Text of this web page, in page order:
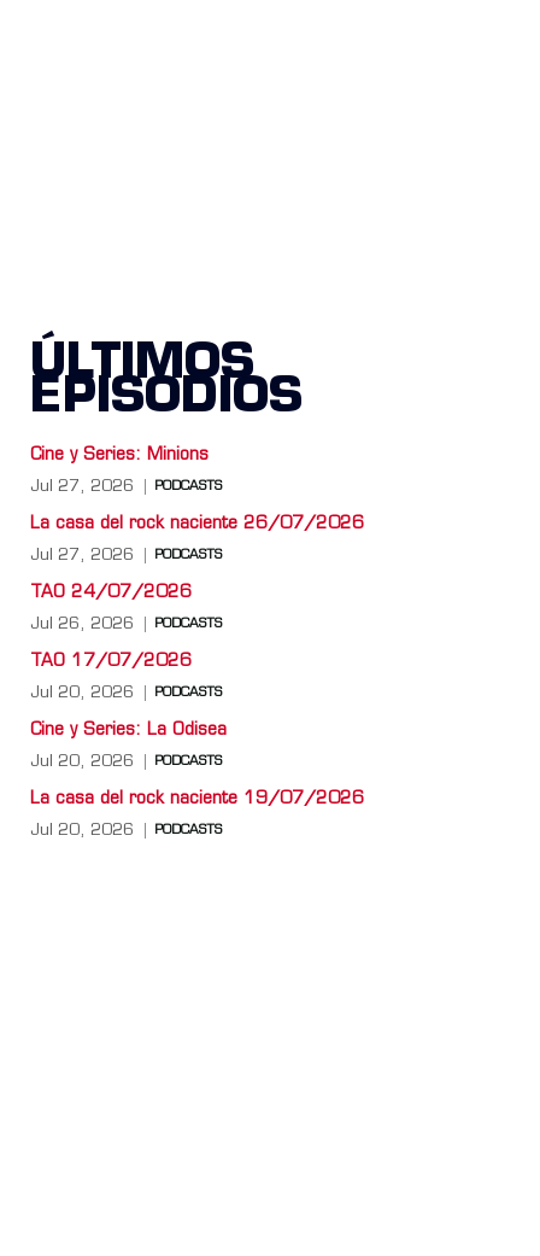
ÚLTIMOS
EPISODIOS
Cine y Series: Minions
Jul 27, 2026 PODCASTS
La casa del rock naciente 26/07/2026
Jul 27, 2026 PODCASTS
TAO 24/07/2026
Jul 26, 2026 PODCASTS
TAO 17/07/2026
Jul 20, 2026 PODCASTS
Cine y Series: La Odisea
Jul 20, 2026 PODCASTS
La casa del rock naciente 19/07/2026
Jul 20, 2026 PODCASTS